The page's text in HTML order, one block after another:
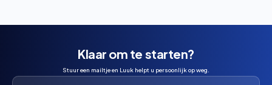
Klaar om te starten?
Stuur een mailtje en Luuk helpt u persoonlijk op weg.